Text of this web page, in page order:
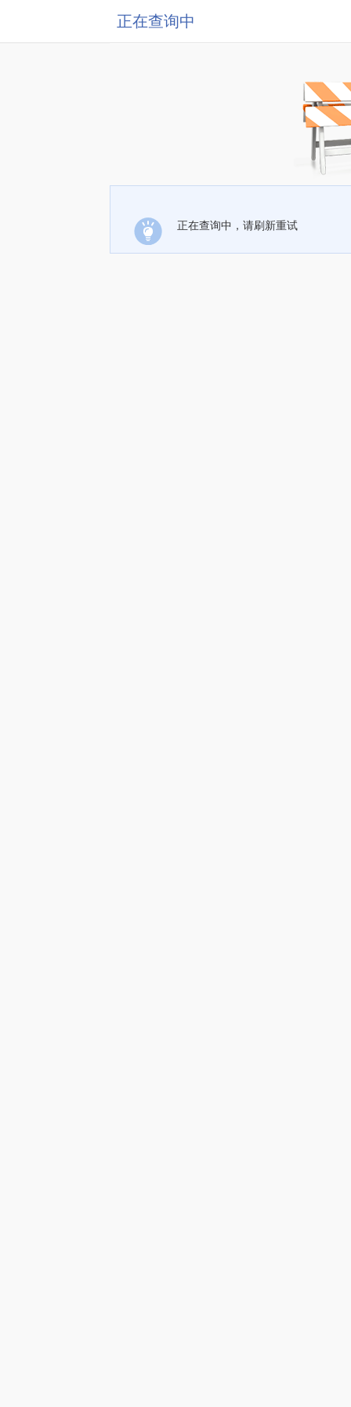
正在查询中
正在查询中，请刷新重试